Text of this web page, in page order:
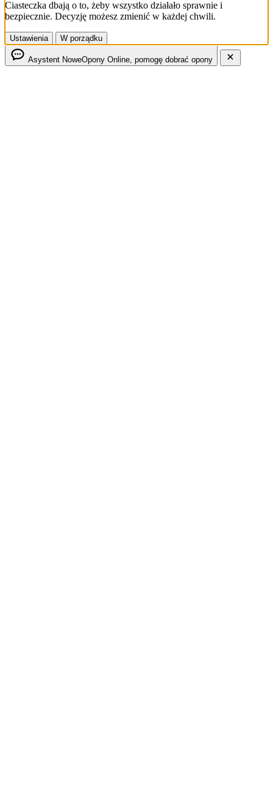
Ciasteczka dbają o to, żeby wszystko działało sprawnie i
bezpiecznie. Decyzję możesz zmienić w każdej chwili.
Ustawienia W porządku
Asystent NoweOpony Online, pomogę dobrać opony